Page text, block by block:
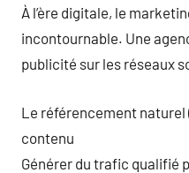
À l’ère digitale, le
incontournable. Une
publicité sur les réseaux
Le référencement naturel
contenu
Générer du trafic qualifié